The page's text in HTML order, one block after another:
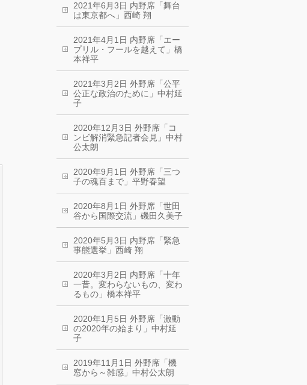
2021年6月3日 内野席「舞台
は東京都へ」西崎 翔
2021年4月1日 内野席「エー
プリル・フールを越えて」橋
本祥平
2021年3月2日 外野席「公平
公正な政治のために」中村延
子
2020年12月3日 外野席「コ
ンビ解消緊急記者会見」中村
公太朗
2020年9月1日 外野席「三つ
子の魂百まで」平野春望
2020年8月1日 外野席「世田
谷から国際交流」磯田久美子
2020年5月3日 内野席「緊急
事態選挙」西崎 翔
2020年3月2日 内野席「十年
一昔。変わらないもの、変わ
るもの」橋本祥平
2020年1月5日 外野席「激動
の2020年の始まり」中村延
子
2019年11月1日 外野席「機
窓から～雑感」中村公太朗